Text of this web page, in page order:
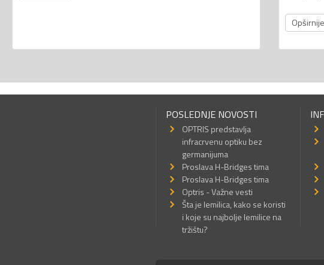
POSLEDNJE NOVOSTI
OPTRIS predstavlja
infracrvenu optiku bez
germanijuma
Proslava H-Bridges tima
Proslava H-Bridges tima
Optris - Važne vesti
Šta je lemilica, kako se koristi
i koje su najbolje lemilice na
tržištu?